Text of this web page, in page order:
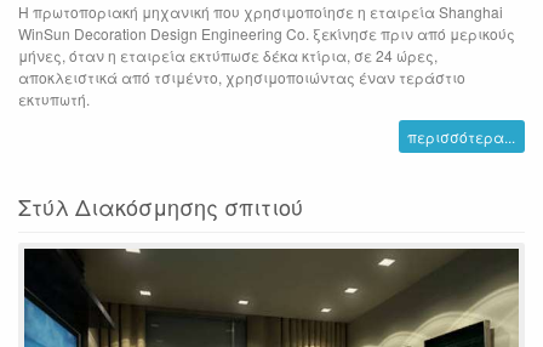
Η πρωτοποριακή μηχανική που χρησιμοποίησε η εταιρεία Shanghai
WinSun Decoration Design Engineering Co. ξεκίνησε πριν από μερικούς
μήνες, όταν η εταιρεία εκτύπωσε δέκα κτίρια, σε 24 ώρες,
αποκλειστικά από τσιμέντο, χρησιμοποιώντας έναν τεράστιο
εκτυπωτή.
περισσότερα...
Στύλ Διακόσμησης σπιτιού